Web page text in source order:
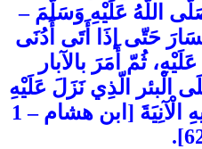
اللّهُ عَلَيْهِ وَسَلّمَ –
حَتّى إذَا أَتَى أَدُنَى
ثُمّ أَمَرَ بالآبار
الْبئر الّذِي نَزَلَ عَلَيْهِ
فَمُلِئَ مَاءً، ثُمّ قَذَفُوا فِيهِ الْآنِيَةَ [ابن هشام – 1